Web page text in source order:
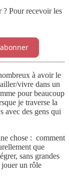
? Pour recevoir les
à avoir le
vivre dans un
pour beaucoup
je traverse la
avec des gens qui
chose : comment
que
sans grandes
jouer un rôle